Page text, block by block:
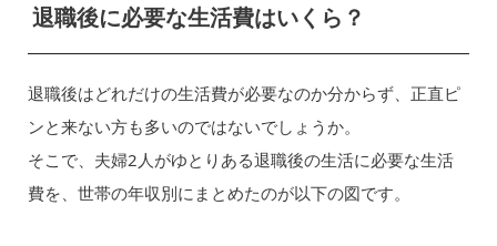
退職後に必要な生活費はいくら？
退職後はどれだけの生活費が必要なのか分からず、正直ピ
ンと来ない方も多いのではないでしょうか。
そこで、夫婦2人がゆとりある退職後の生活に必要な生活
費を、世帯の年収別にまとめたのが以下の図です。